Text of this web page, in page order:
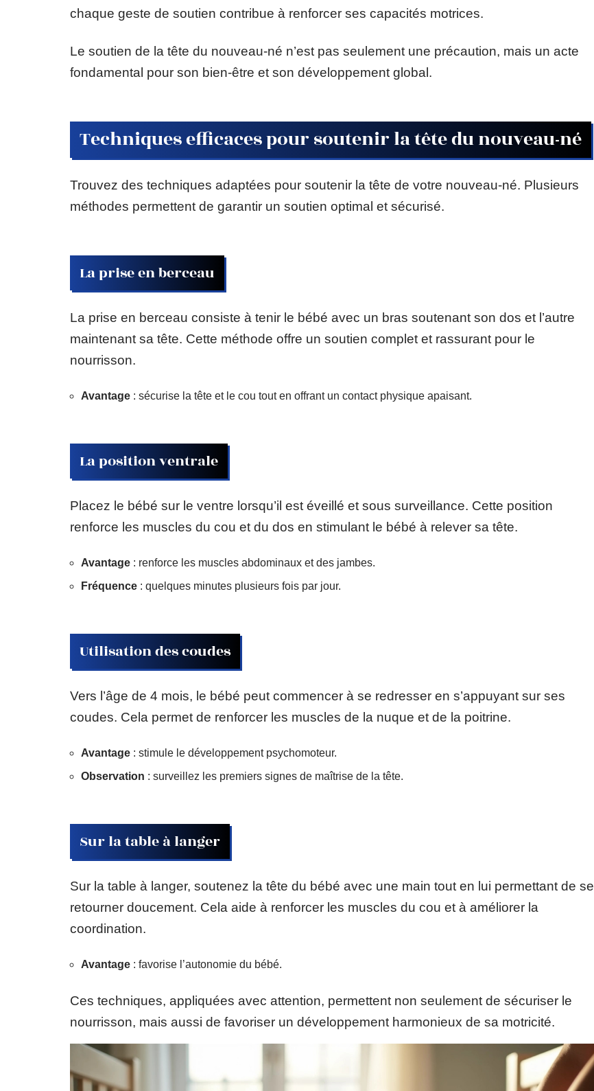
chaque geste de soutien contribue à renforcer ses capacités motrices.
Le soutien de la tête du nouveau-né n’est pas seulement une précaution, mais un acte
fondamental pour son bien-être et son développement global.
Techniques efficaces pour soutenir la tête du nouveau-né
Trouvez des techniques adaptées pour soutenir la tête de votre nouveau-né. Plusieurs
méthodes permettent de garantir un soutien optimal et sécurisé.
La prise en berceau
La prise en berceau consiste à tenir le bébé avec un bras soutenant son dos et l’autre
maintenant sa tête. Cette méthode offre un soutien complet et rassurant pour le
nourrisson.
Avantage : sécurise la tête et le cou tout en offrant un contact physique apaisant.
La position ventrale
Placez le bébé sur le ventre lorsqu’il est éveillé et sous surveillance. Cette position
renforce les muscles du cou et du dos en stimulant le bébé à relever sa tête.
Avantage : renforce les muscles abdominaux et des jambes.
Fréquence : quelques minutes plusieurs fois par jour.
Utilisation des coudes
Vers l’âge de 4 mois, le bébé peut commencer à se redresser en s’appuyant sur ses
coudes. Cela permet de renforcer les muscles de la nuque et de la poitrine.
Avantage : stimule le développement psychomoteur.
Observation : surveillez les premiers signes de maîtrise de la tête.
Sur la table à langer
Sur la table à langer, soutenez la tête du bébé avec une main tout en lui permettant de se
retourner doucement. Cela aide à renforcer les muscles du cou et à améliorer la
coordination.
Avantage : favorise l’autonomie du bébé.
Ces techniques, appliquées avec attention, permettent non seulement de sécuriser le
nourrisson, mais aussi de favoriser un développement harmonieux de sa motricité.